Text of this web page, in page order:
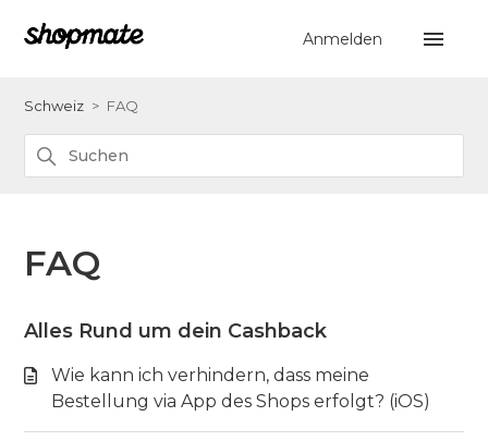
Anmelden
Schweiz FAQ
FAQ
Alles Rund um dein Cashback
Wie kann ich verhindern, dass meine
Bestellung via App des Shops erfolgt? (iOS)